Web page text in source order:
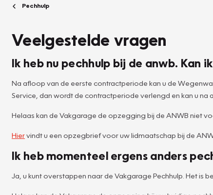
Pechhulp
Veelgestelde vragen
Ik heb nu pechhulp bij de anwb. Kan
Na afloop van de eerste contractperiode kan u de
Service, dan wordt de contractperiode verlengd en kan u
Helaas kan de Vakgarage de opzegging bij de ANWB niet
Hiervindt u een opzegbrief voor uw lidmaatschap bij de
Ik heb momenteel ergens anders
Ja, u kunt overstappen naar de Vakgarage Pechhulp. Het is